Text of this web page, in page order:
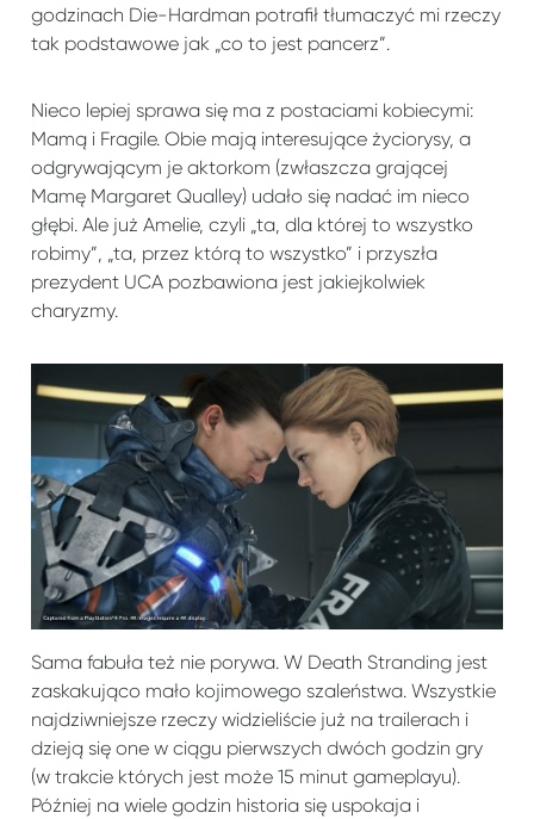
godzinach Die-Hardman potrafił tłumaczyć mi rzeczy
tak podstawowe jak „co to jest pancerz”.
Nieco lepiej sprawa się ma z postaciami kobiecymi:
Mamą i Fragile. Obie mają interesujące życiorysy, a
odgrywającym je aktorkom (zwłaszcza grającej
Mamę Margaret Qualley) udało się nadać im nieco
głębi. Ale już Amelie, czyli „ta, dla której to wszystko
robimy”, „ta, przez którą to wszystko” i przyszła
prezydent UCA pozbawiona jest jakiejkolwiek
charyzmy.
Sama fabuła też nie porywa. W Death Stranding jest
zaskakująco mało kojimowego szaleństwa. Wszystkie
najdziwniejsze rzeczy widzieliście już na trailerach i
dzieją się one w ciągu pierwszych dwóch godzin gry
(w trakcie których jest może 15 minut gameplayu).
Później na wiele godzin historia się uspokaja i